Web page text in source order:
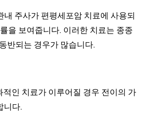
주사가 편평세포암 치료에 사용되
을 보여줍니다. 이러한 치료는 종종
반되는 경우가 많습니다.
인 치료가 이루어질 경우 전이의 가
니다.